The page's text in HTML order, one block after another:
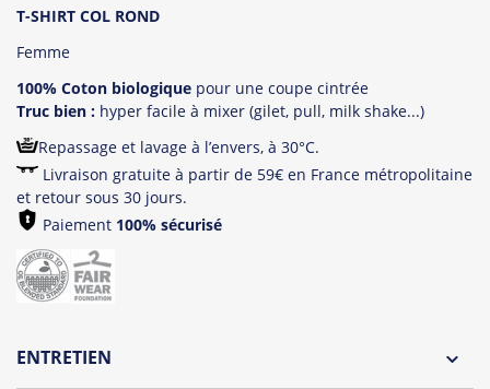
T-SHIRT COL ROND
Femme
100% Coton biologique pour une coupe cintrée
Truc bien : hyper facile à mixer (gilet, pull, milk shake...)
Repassage et lavage à l’envers, à 30°C.
Livraison gratuite à partir de 59€ en France métropolitaine
et retour sous 30 jours.
Paiement 100% sécurisé
ENTRETIEN